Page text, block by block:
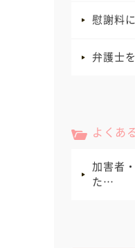
慰謝料
弁護士
よくあ
加害者
た…